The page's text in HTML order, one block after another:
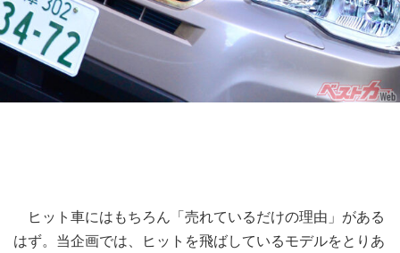
ヒット車にはもちろん「売れているだけの理由」がある
はず。当企画では、ヒットを飛ばしているモデルをとりあ